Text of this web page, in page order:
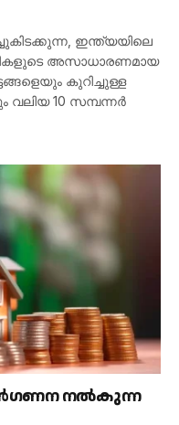
ഇന്ത്യയിലെ
അസാധാരണമായ
കുറിച്ചുള്ള
വലിയ 10 സമ്പന്നർ
നൽകുന്ന